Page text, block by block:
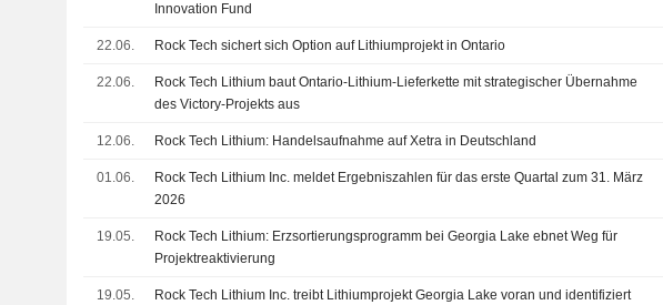
Innovation Fund
22.06. Rock Tech sichert sich Option auf Lithiumprojekt in Ontario
22.06.
Rock Tech Lithium baut Ontario-Lithium-Lieferkette mit strategischer Übernahme
des Victory-Projekts aus
12.06. Rock Tech Lithium: Handelsaufnahme auf Xetra in Deutschland
01.06.
Rock Tech Lithium Inc. meldet Ergebniszahlen für das erste Quartal zum 31. März
2026
19.05.
Rock Tech Lithium: Erzsortierungsprogramm bei Georgia Lake ebnet Weg für
Projektreaktivierung
19.05.
Rock Tech Lithium Inc. treibt Lithiumprojekt Georgia Lake voran und identifiziert